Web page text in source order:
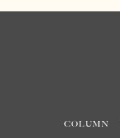
COLUMN